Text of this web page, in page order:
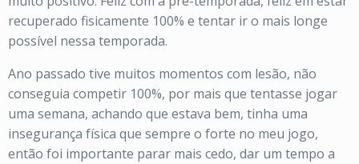
recuperado fisicamente 100% e tentar ir o mais longe
possível nessa temporada.
Ano passado tive muitos momentos com lesão, não
conseguia competir 100%, por mais que tentasse jogar
uma semana, achando que estava bem, tinha uma
insegurança física que sempre o forte no meu jogo,
então foi importante parar mais cedo, dar um tempo a